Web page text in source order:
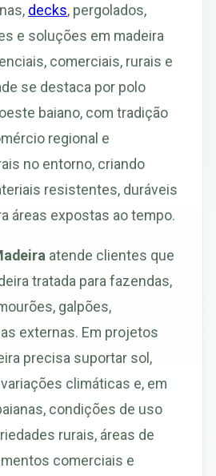
decks, pergolados,
e soluções em madeira
comerciais, rurais e
se destaca por polo
baiano, com tradição
regional e
no entorno, criando
resistentes, duráveis
áreas expostas ao tempo.
atende clientes que
tratada para fazendas,
galpões,
externas. Em projetos
precisa suportar sol,
climáticas e, em
condições de uso
rurais, áreas de
comerciais e